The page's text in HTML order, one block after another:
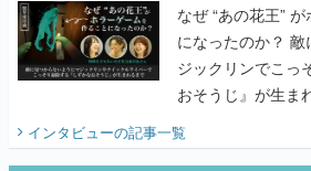
なぜ “あの花王”
になったのか？ 敵に見つからないようにマ
ジックリンでこっ
おそうじ』が生ま
インタビューの記事一覧